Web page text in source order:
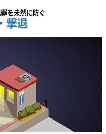
を未然に防ぐ
撃退